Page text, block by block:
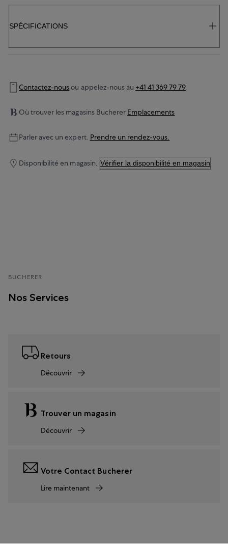
SPÉCIFICATIONS
Contactez-nousou appelez-nous au +41 41 369 79 79
Où trouver les magasins Bucherer Emplacements
Parler avec un expert. Prendre un rendez-vous.
Disponibilité en magasin. Vérifier la disponibilité en magasin
BUCHERER
Nos Services
Retours
Découvrir
Trouver un magasin
Découvrir
Votre Contact Bucherer
Lire maintenant